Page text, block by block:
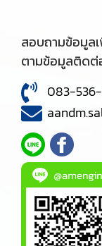
สอบถามข้อมูลเ
ตามข้อมูลติดต่
083-536-